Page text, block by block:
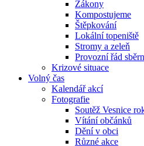
Zákony
Kompostujeme
Štěpkování
Lokální topeniště
Stromy a zeleň
Provozní řád
Krizové situace
Volný čas
Kalendář akcí
Fotografie
Soutěž Vesnice
Vítání občánků
Dění v obci
Různé akce